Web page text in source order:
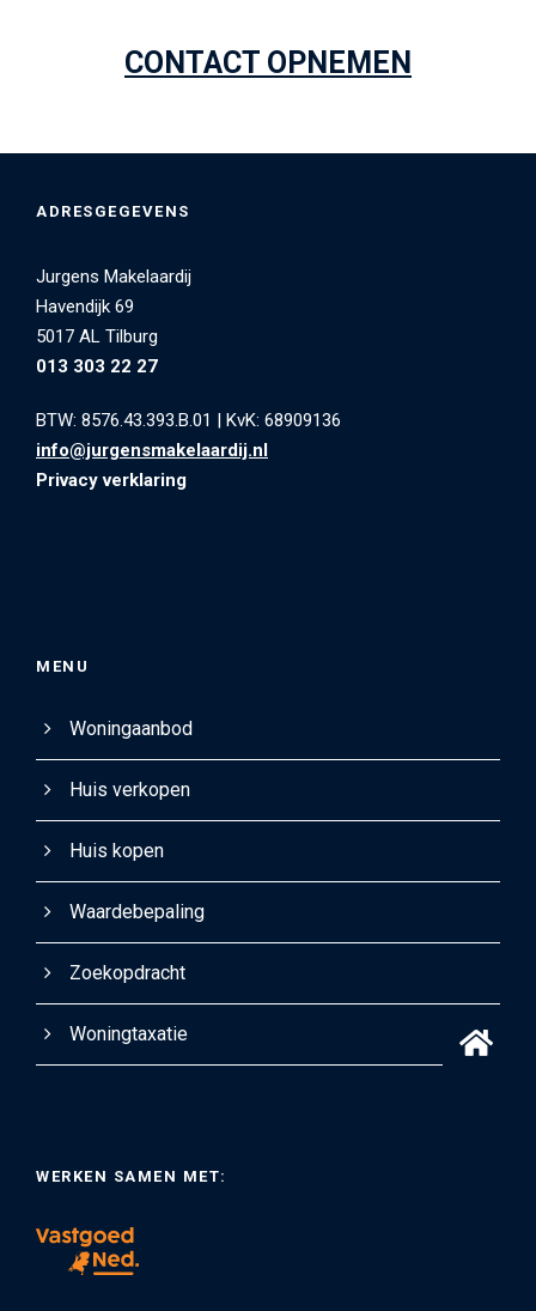
CONTACT OPNEMEN
ADRESGEGEVENS
Jurgens Makelaardij
Havendijk 69
5017 AL Tilburg
013 303 22 27
BTW: 8576.43.393.B.01 | KvK: 68909136
info@jurgensmakelaardij.nl
Privacy verklaring
MENU
Woningaanbod
Huis verkopen
Huis kopen
Waardebepaling
Zoekopdracht
Woningtaxatie
WERKEN SAMEN MET: